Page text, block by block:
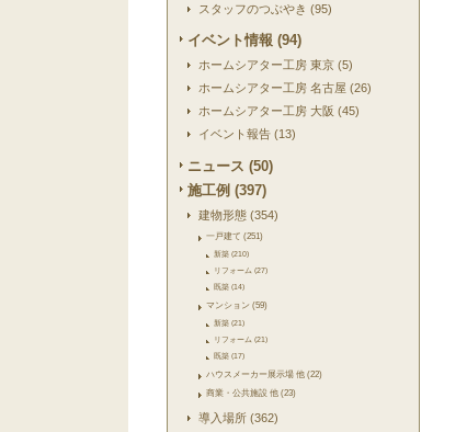
スタッフのつぶやき (95)
イベント情報 (94)
ホームシアター工房 東京 (5)
ホームシアター工房 名古屋 (26)
ホームシアター工房 大阪 (45)
イベント報告 (13)
ニュース (50)
施工例 (397)
建物形態 (354)
一戸建て (251)
新築 (210)
リフォーム (27)
既築 (14)
マンション (59)
新築 (21)
リフォーム (21)
既築 (17)
ハウスメーカー展示場 他 (22)
商業・公共施設 他 (23)
導入場所 (362)